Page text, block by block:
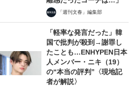
「週刊文春」編集部
「軽率な発言だった」韓
国で批判が殺到→謝罪し
たことも…ENHYPEN日本
人メンバー・ニキ（19）
の“本当の評判”〈現地記
者が解説〉